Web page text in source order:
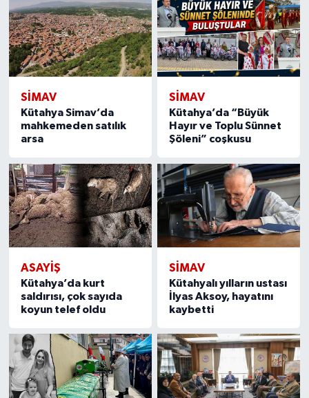
SIMAV
Kütahya Simav’da
mahkemeden satılık
arsa
SIMAV
Kütahya’da “Büyük
Hayır ve Toplu Sünnet
Şöleni” coşkusu
ASAYIŞ
Kütahya’da kurt
saldırısı, çok sayıda
koyun telef oldu
SIMAV
Kütahyalı yılların ustası
İlyas Aksoy, hayatını
kaybetti